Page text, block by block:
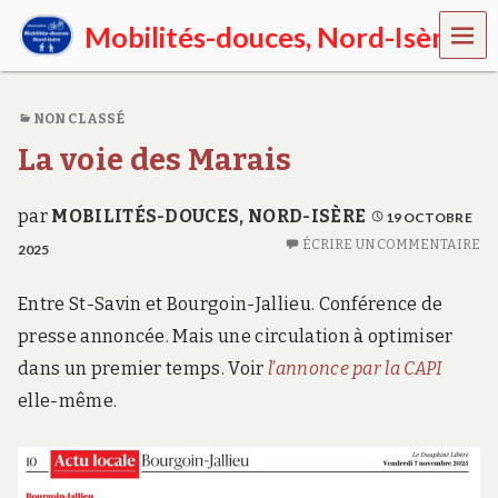
Mobilités-douces, Nord-Isère
E
N
r
-
I
r
e
,
r
o
u
v
MEN
U
NON CLASSÉ
La voie des Marais
par MOBILITÉS-DOUCES, NORD-ISÈRE
19 OCTOBRE
2025
ÉCRIRE UN COMMENTAIRE
Entre St-Savin et Bourgoin-Jallieu. Conférence de
presse annoncée. Mais une circulation à optimiser
dans un premier temps. Voir l’annonce par la CAPI
elle-même.